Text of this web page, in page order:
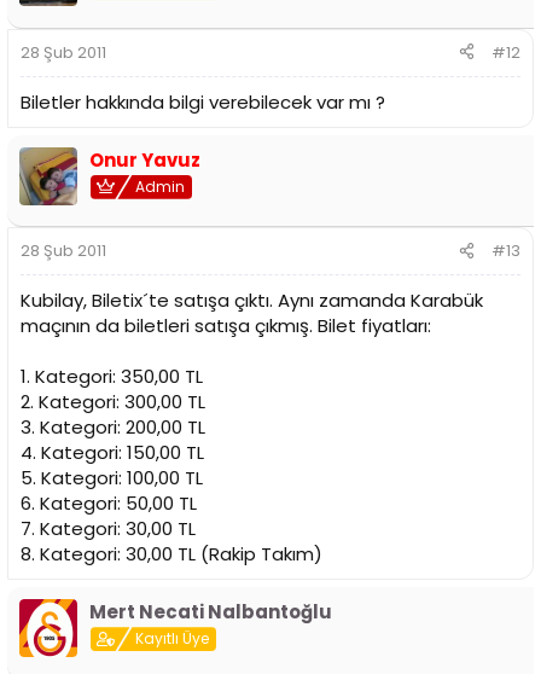
28 Şub 2011 #12
Biletler hakkında bilgi verebilecek var mı ?
Onur Yavuz
Admin
28 Şub 2011 #13
Kubilay, Biletix´te satışa çıktı. Aynı zamanda Karabük
maçının da biletleri satışa çıkmış. Bilet fiyatları:
1. Kategori: 350,00 TL
2. Kategori: 300,00 TL
3. Kategori: 200,00 TL
4. Kategori: 150,00 TL
5. Kategori: 100,00 TL
6. Kategori: 50,00 TL
7. Kategori: 30,00 TL
8. Kategori: 30,00 TL (Rakip Takım)
Mert Necati Nalbantoğlu
Kayıtlı Üye